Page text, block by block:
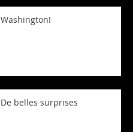
Washington!
De belles surprises